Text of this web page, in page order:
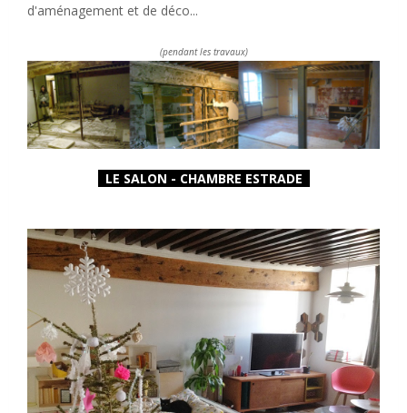
d'aménagement et de déco...
(pendant les travaux)
LE SALON - CHAMBRE ESTRADE